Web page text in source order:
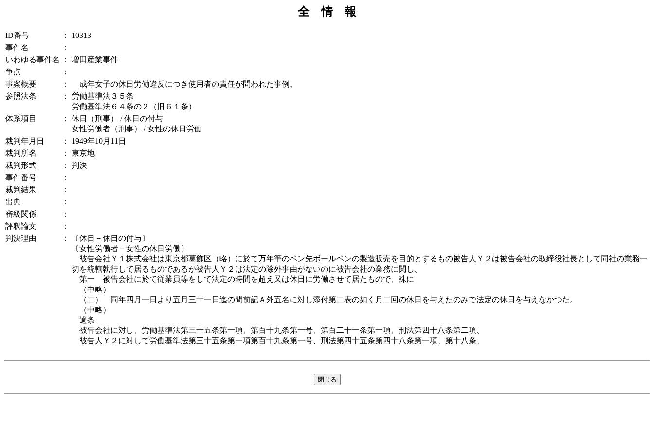
全 情 報
ID番号 ：
10313
事件名
：
いわゆる事件名
：
増田産業事件
争点
：
事案概要
：
成年女子の休日労働違反につき使用者の責任が問われた事例。
参照法条
：
労働基準法３５条
労働基準法６４条の２（旧６１条）
体系項目
：
休日（刑事） / 休日の付与
女性労働者（刑事） / 女性の休日労働
裁判年月日
：
1949年10月11日
裁判所名
：
東京地
裁判形式
：
判決
事件番号
：
裁判結果
：
出典
：
審級関係
：
評釈論文
：
判決理由
：
〔休日－休日の付与〕
〔女性労働者－女性の休日労働〕
被告会社Ｙ１株式会社は東京都葛飾区（略）に於て万年筆のペン先ボールペンの製造販売を目的とするもの被告人Ｙ２は被告会社の取締役社長として同社の業務一
切を統轄執行して居るものであるが被告人Ｙ２は法定の除外事由がないのに被告会社の業務に関し、
第一 被告会社に於て従業員等をして法定の時間を超え又は休日に労働させて居たもので、殊に
（中略）
（二） 同年四月一日より五月三十一日迄の間前記Ａ外五名に対し添付第二表の如く月二回の休日を与えたのみで法定の休日を与えなかつた。
（中略）
適条
被告会社に対し、労働基準法第三十五条第一項、第百十九条第一号、第百二十一条第一項、刑法第四十八条第二項、
被告人Ｙ２に対して労働基準法第三十五条第一項第百十九条第一号、刑法第四十五条第四十八条第一項、第十八条、